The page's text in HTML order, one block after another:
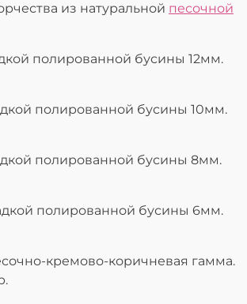
из натуральной песочной
полированной бусины 12мм.
полированной бусины 10мм.
полированной бусины 8мм.
полированной бусины 6мм.
кремово-коричневая гамма.